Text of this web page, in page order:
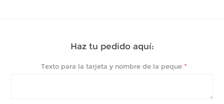
Haz tu pedido aquí:
Texto para la tarjeta y nombre de la peque *